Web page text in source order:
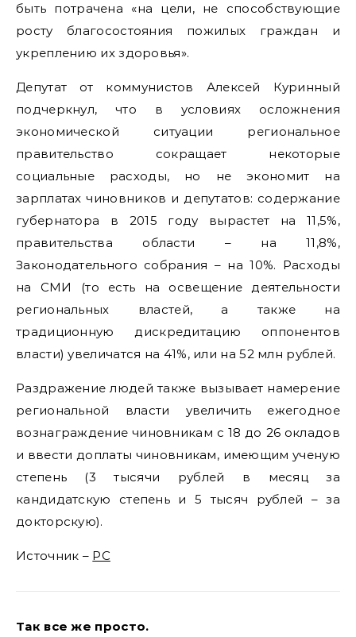
быть потрачена «на цели, не способствующие
росту благосостояния пожилых граждан и
укреплению их здоровья».
Депутат от коммунистов Алексей Куринный
подчеркнул, что в условиях осложнения
экономической ситуации региональное
правительство сокращает некоторые
социальные расходы, но не экономит на
зарплатах чиновников и депутатов: содержание
губернатора в 2015 году вырастет на 11,5%,
правительства области – на 11,8%,
Законодательного собрания – на 10%. Расходы
на СМИ (то есть на освещение деятельности
региональных властей, а также на
традиционную дискредитацию оппонентов
власти) увеличатся на 41%, или на 52 млн рублей.
Раздражение людей также вызывает намерение
региональной власти увеличить ежегодное
вознаграждение чиновникам с 18 до 26 окладов
и ввести доплаты чиновникам, имеющим ученую
степень (3 тысячи рублей в месяц за
кандидатскую степень и 5 тысяч рублей – за
докторскую).
Источник – РС
Так все же просто.